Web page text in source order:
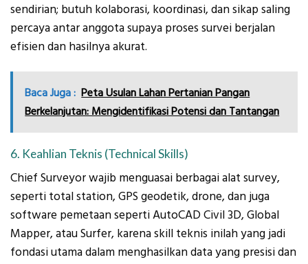
sendirian; butuh kolaborasi, koordinasi, dan sikap saling
percaya antar anggota supaya proses survei berjalan
efisien dan hasilnya akurat.
Baca Juga : Peta Usulan Lahan Pertanian Pangan
Berkelanjutan: Mengidentifikasi Potensi dan Tantangan
6. Keahlian Teknis (Technical Skills)
Chief Surveyor wajib menguasai berbagai alat survey,
seperti total station, GPS geodetik, drone, dan juga
software pemetaan seperti AutoCAD Civil 3D, Global
Mapper, atau Surfer, karena skill teknis inilah yang jadi
fondasi utama dalam menghasilkan data yang presisi dan